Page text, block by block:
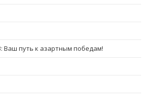
Ваш путь к азартным победам!